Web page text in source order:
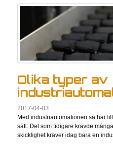
Olika typer av
2017-04-03
Med industriautomationen så har
sätt. Det som tidigare krävde
skicklighet kräver idag bara en